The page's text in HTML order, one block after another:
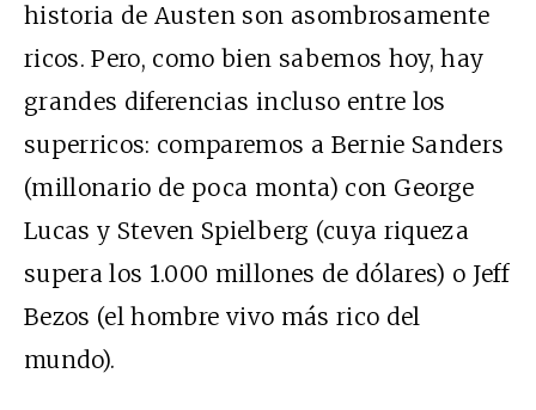
historia de Austen son asombrosamente
ricos. Pero, como bien sabemos hoy, hay
grandes diferencias incluso entre los
superricos: comparemos a Bernie Sanders
(millonario de poca monta) con George
Lucas y Steven Spielberg (cuya riqueza
supera los 1.000 millones de dólares) o Jeff
Bezos (el hombre vivo más rico del
mundo).